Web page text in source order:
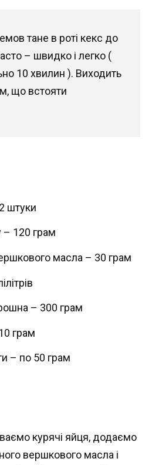
тане в роті кекс до
– швидко і легко (
10 хвилин ). Виходить
що встояти
штуки
– 120 грам
масла – 30 грам
– 300 грам
грам
– по 50 грам
курячі яйця, додаємо
вершкового масла і